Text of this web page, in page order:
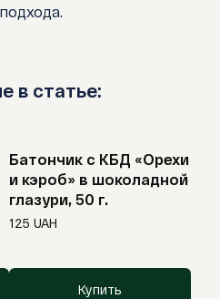
в статье:
Батончик с КБД «Орехи
и кэроб» в шоколадной
глазури, 50 г.
125 UAH
Купить